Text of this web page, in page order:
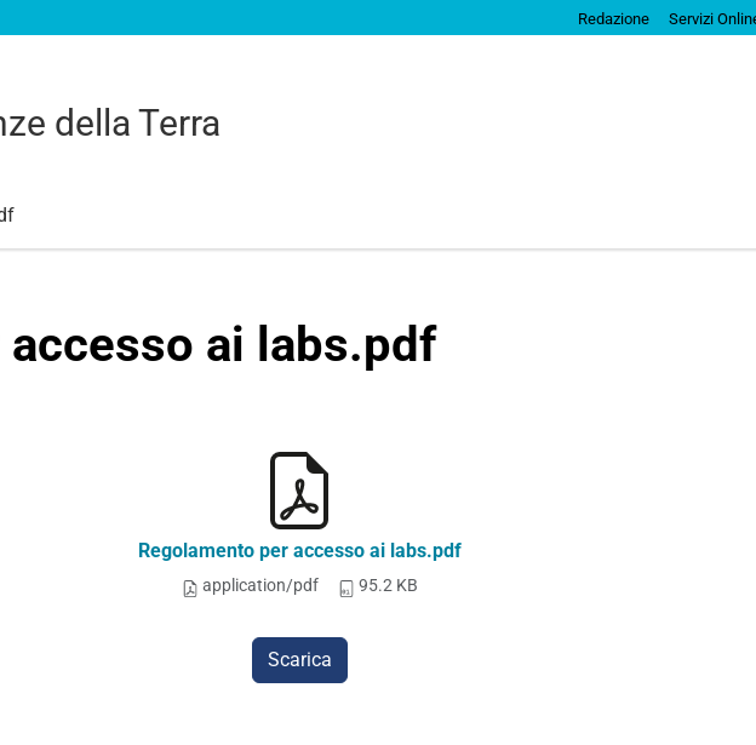
Redazione Servizi
della Terra
ai labs.pdf
Regolamento per accesso ai labs.pdf
application/pdf 95.2 KB
Scarica